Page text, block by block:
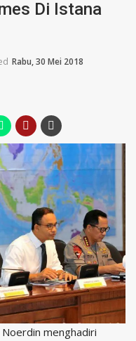
Di Istana
Rabu, 30 Mei 2018
menghadiri